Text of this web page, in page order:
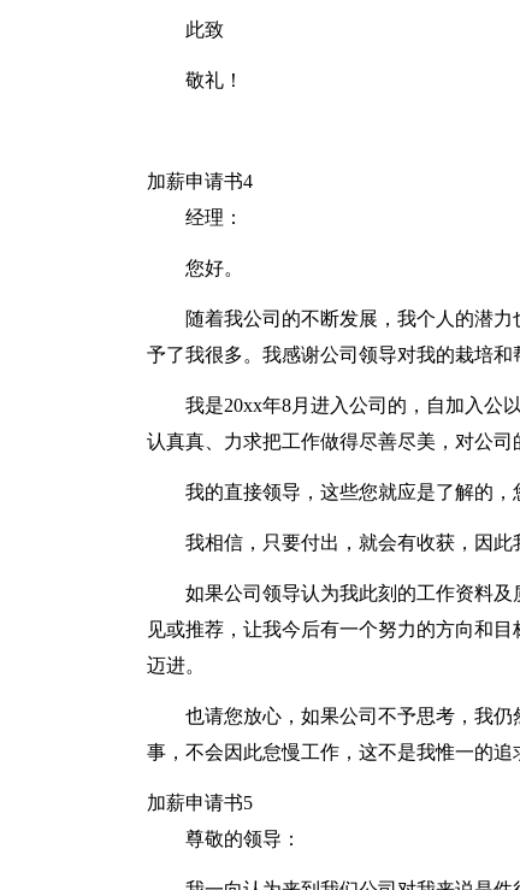
此致
敬礼！
加薪申请书4
经理：
您好。
随着我公司的不断发展，我个人的潜
予了我很多。我感谢公司领导对我的栽培和
我是20xx年8月进入公司的，自加入公
认真真、力求把工作做得尽善尽美，对公
我的直接领导，这些您就应是了解的，
我相信，只要付出，就会有收获，因此
如果公司领导认为我此刻的工作资料
见或推荐，让我今后有一个努力的方向和
迈进。
也请您放心，如果公司不予思考，我
事，不会因此怠慢工作，这不是我惟一的追
加薪申请书5
尊敬的领导：